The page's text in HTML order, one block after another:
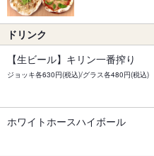
ドリンク
【生ビール】キリン一番搾り
ジョッキ各630円(税込)/グラス各480円(税込)
ホワイトホースハイボール